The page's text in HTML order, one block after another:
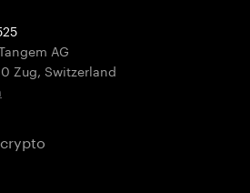
AG
Zug, Switzerland